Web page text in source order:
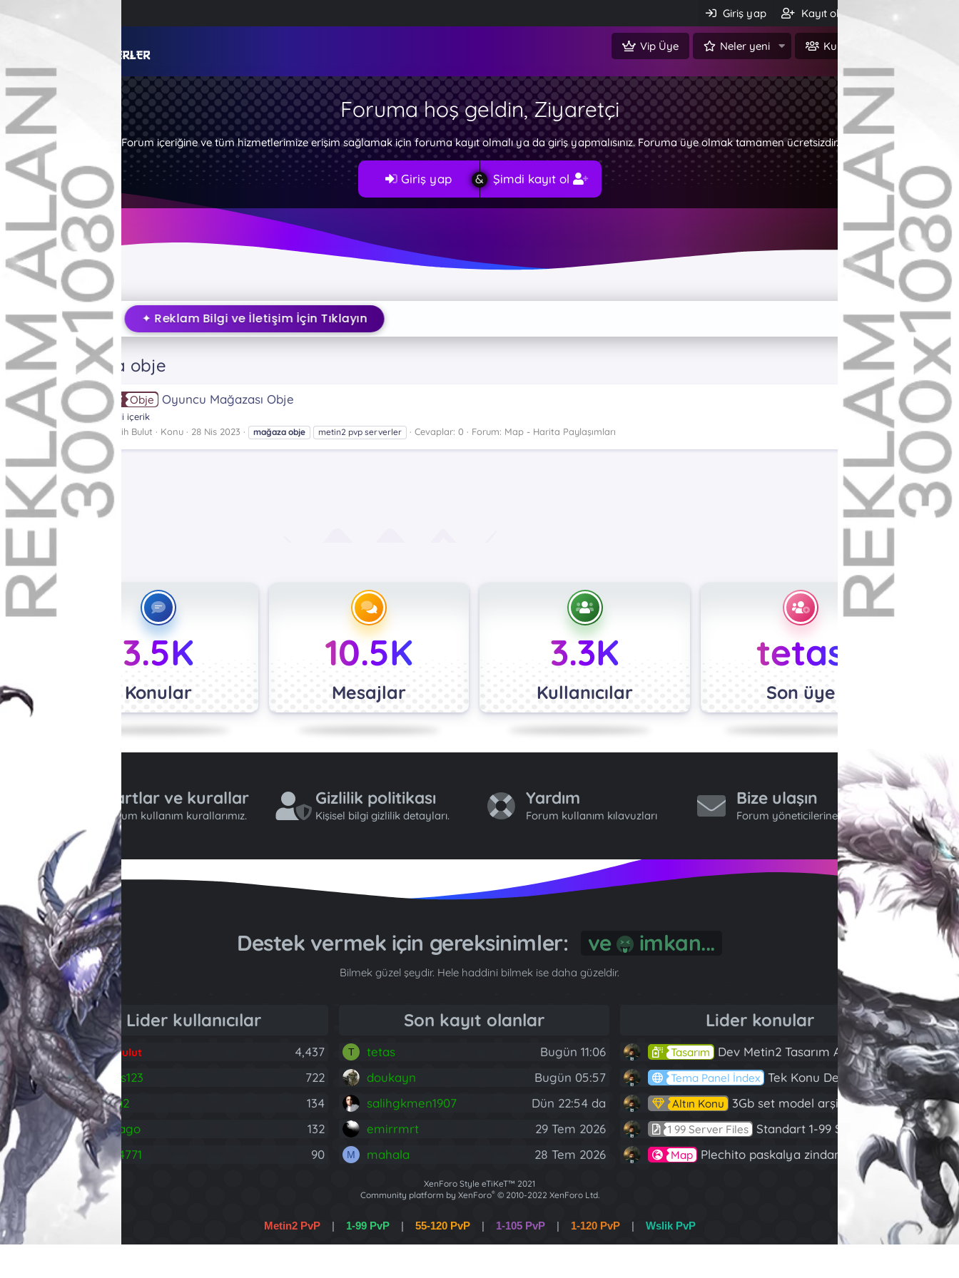
Giriş yap Kayıt ol
Vip Üye Neler yeni Kullanıcılar
Foruma hoş geldin, Ziyaretçi
Forum içeriğine ve tüm hizmetlerimize erişim sağlamak için foruma kayıt olmalı ya da giriş yapmalısınız. Foruma üye olmak tamamen ücretsizdir.
Giriş yap Şimdi kayıt ol
✦ Reklam Bilgi ve İletişim İçin Tıklayın
Etiketler
mağaza obje
Obje Oyuncu Mağazası Obje
Gizli içerik
Fatih Bulut
Konu 28 Nis 2023 mağaza obje metin2 pvp serverler Cevaplar: 0 Forum: Map - Harita Paylaşımları
Etiketler
3.5K
Konular
10.5K
Mesajlar
3.3K
Kullanıcılar
tetas
Son üye
Şartlar ve kurallar
Forum kullanım kurallarımız.
Gizlilik politikası
Kişisel bilgi gizlilik detayları.
Yardım
Forum kullanım kılavuzları
Bize ulaşın
Forum yöneticilerine ulaş.
Destek vermek için gereksinimler: ve imkan...
Bilmek güzel şeydir. Hele haddini bilmek ise daha güzeldir.
Lider kullanıcılar
Fatih Bulut 4,437
B brareis123
722
rodnia2
134
H hasdrago 132
403314771 90
Son kayıt olanlar
T tetas
Bugün 11:06
doukayn
Bugün 05:57
salihgkmen1907
Dün 22:54 da
emirrmrt
29 Tem 2026
M mahala 28 Tem 2026
Lider konular
Tasarım Dev Metin2 Tasarım Arşivi Güle Güle Kullanın 143
Tema Panel İndex Tek Konu Dev Paylaşım 10 Adet Server Tanıtım İndex 97
Altın Konu 3Gb set model arşivi 82
1 99 Server Files Standart 1-99 Server Files
Map Plechito paskalya zindanı 2023 (Spring Sanctuary dungeon) 57
XenForo Style eTiKeT™ 2021
Community platform by XenForo® © 2010-2022 XenForo Ltd.
XenForo 2 Türkçe eTiKeT™ 2022
Metin2 PvP | 1-99 PvP | 55-120 PvP | 1-105 PvP | 1-120 PvP | Wslik PvP